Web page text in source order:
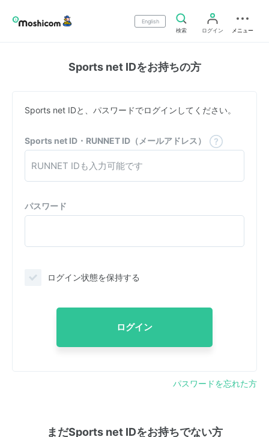
English
検索
ログイン メニュー
Sports net IDをお持ちの方
Sports net IDと、パスワードでログインしてください。
Sports net ID・RUNNET ID（メールアドレス）
パスワード
ログイン状態を保持する
ログイン
パスワードを忘れた方
まだSports net IDをお持ちでない方